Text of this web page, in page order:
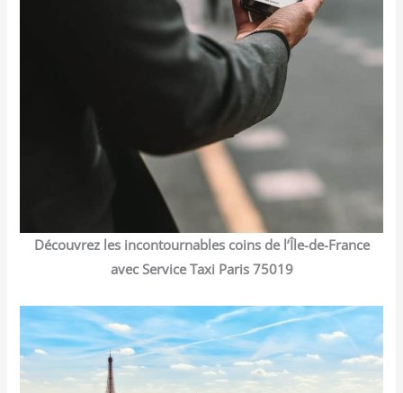
Découvrez les incontournables coins de l’Île-de-France
avec Service Taxi Paris 75019